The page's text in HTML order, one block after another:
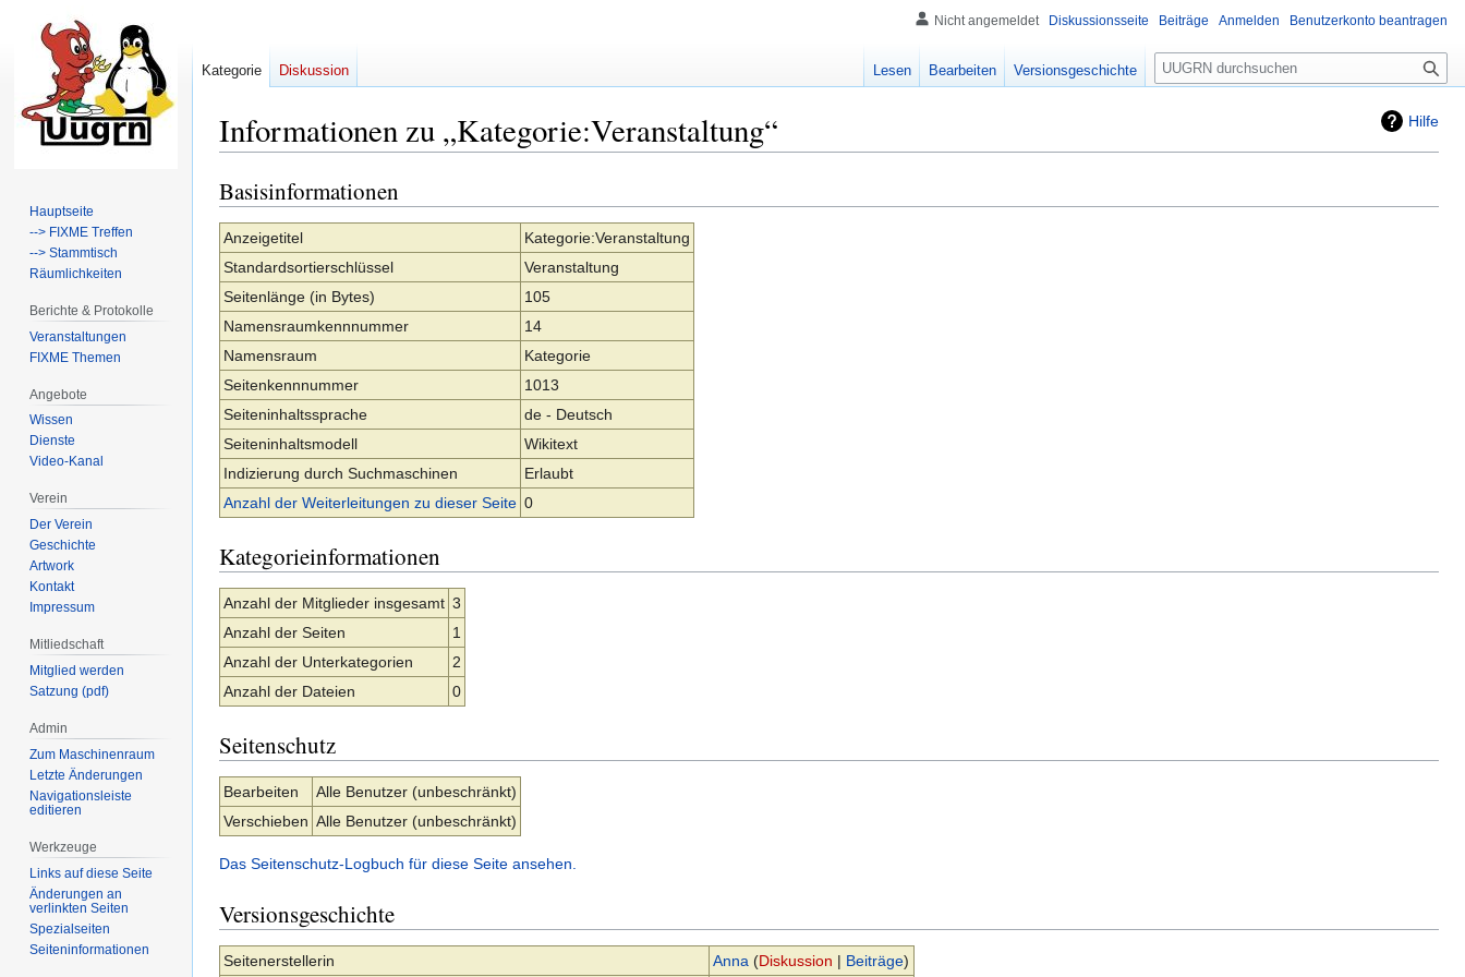
Hilfe
Informationen zu „Kategorie:Veranstaltung“
Zur
Navigation
springen
Zur
Suche
springen
Basisinformationen
Anzeigetitel
Kategorie:Veranstaltung
Standardsortierschlüssel
Veranstaltung
Seitenlänge (in Bytes)
105
Namensraumkennnummer
14
Namensraum
Kategorie
Seitenkennnummer
1013
Seiteninhaltssprache
de - Deutsch
Seiteninhaltsmodell
Wikitext
Indizierung durch Suchmaschinen
Erlaubt
Anzahl der Weiterleitungen zu dieser Seite 0
Kategorieinformationen
Anzahl der Mitglieder insgesamt 3
Anzahl der Seiten
1
Anzahl der Unterkategorien
2
Anzahl der Dateien
0
Seitenschutz
Bearbeiten
Alle Benutzer (unbeschränkt)
Verschieben Alle Benutzer (unbeschränkt)
Das Seitenschutz-Logbuch für diese Seite ansehen.
Versionsgeschichte
Seitenerstellerin Anna (Diskussion | Beiträge)
Nicht angemeldet Diskussionsseite Beiträge Anmelden Benutzerkonto beantragen
Kategorie Diskussion Lesen Bearbeiten Versionsgeschichte
Suche
Hauptseite
--> FIXME Treffen
--> Stammtisch
Räumlichkeiten
Berichte & Protokolle
Veranstaltungen
FIXME Themen
Angebote
Wissen
Dienste
Video-Kanal
Verein
Der Verein
Geschichte
Artwork
Kontakt
Impressum
Mitliedschaft
Mitglied werden
Satzung (pdf)
Admin
Zum Maschinenraum
Letzte Änderungen
Navigationsleiste
editieren
Werkzeuge
Links auf diese Seite
Änderungen an
verlinkten Seiten
Spezialseiten
Seiten­­informationen